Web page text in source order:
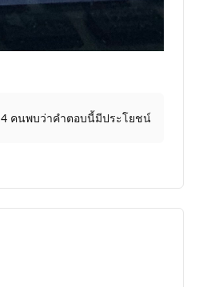
4 คนพบว่าคำตอบนี้มีประโยชน์